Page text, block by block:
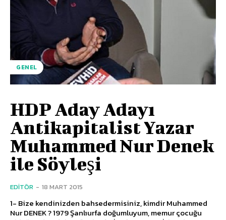
GENEL
HDP Aday Adayı
Antikapitalist Yazar
Muhammed Nur Denek
ile Söyleşi
EDITÖR - 18 MART 2015
1- Bize kendinizden bahsedermisiniz, kimdir Muhammed
Nur DENEK ? 1979 Şanlıurfa doğumluyum, memur çocuğu